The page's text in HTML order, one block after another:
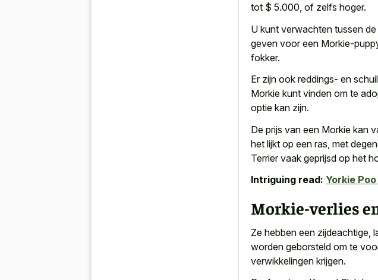
tot $ 5.000, of zelfs hoger.
U kunt verwachten tussen
geven voor een Morkie-
fokker.
Er zijn ook reddings- en
Morkie kunt vinden om te
optie kan zijn.
De prijs van een Morkie kan
het lijkt op een ras, met
Terrier vaak geprijsd op het
Intriguing read: Yorkie
Morkie-verlies
Ze hebben een zijdeachtige,
worden geborsteld om te
verwikkelingen krijgen.